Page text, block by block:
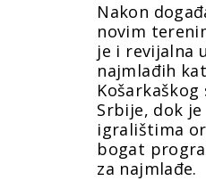
Nakon
novim
je i revijalna
najmlađih
Košarkaškog
Srbije, dok
igralištima
bogat
za najmlađe.